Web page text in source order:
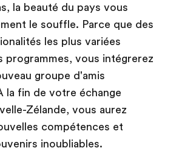
la beauté du pays vous
le souffle. Parce que des
les plus variées
programmes, vous intégrerez
groupe d'amis
la fin de votre échange
Zélande, vous aurez
compétences et
inoubliables.